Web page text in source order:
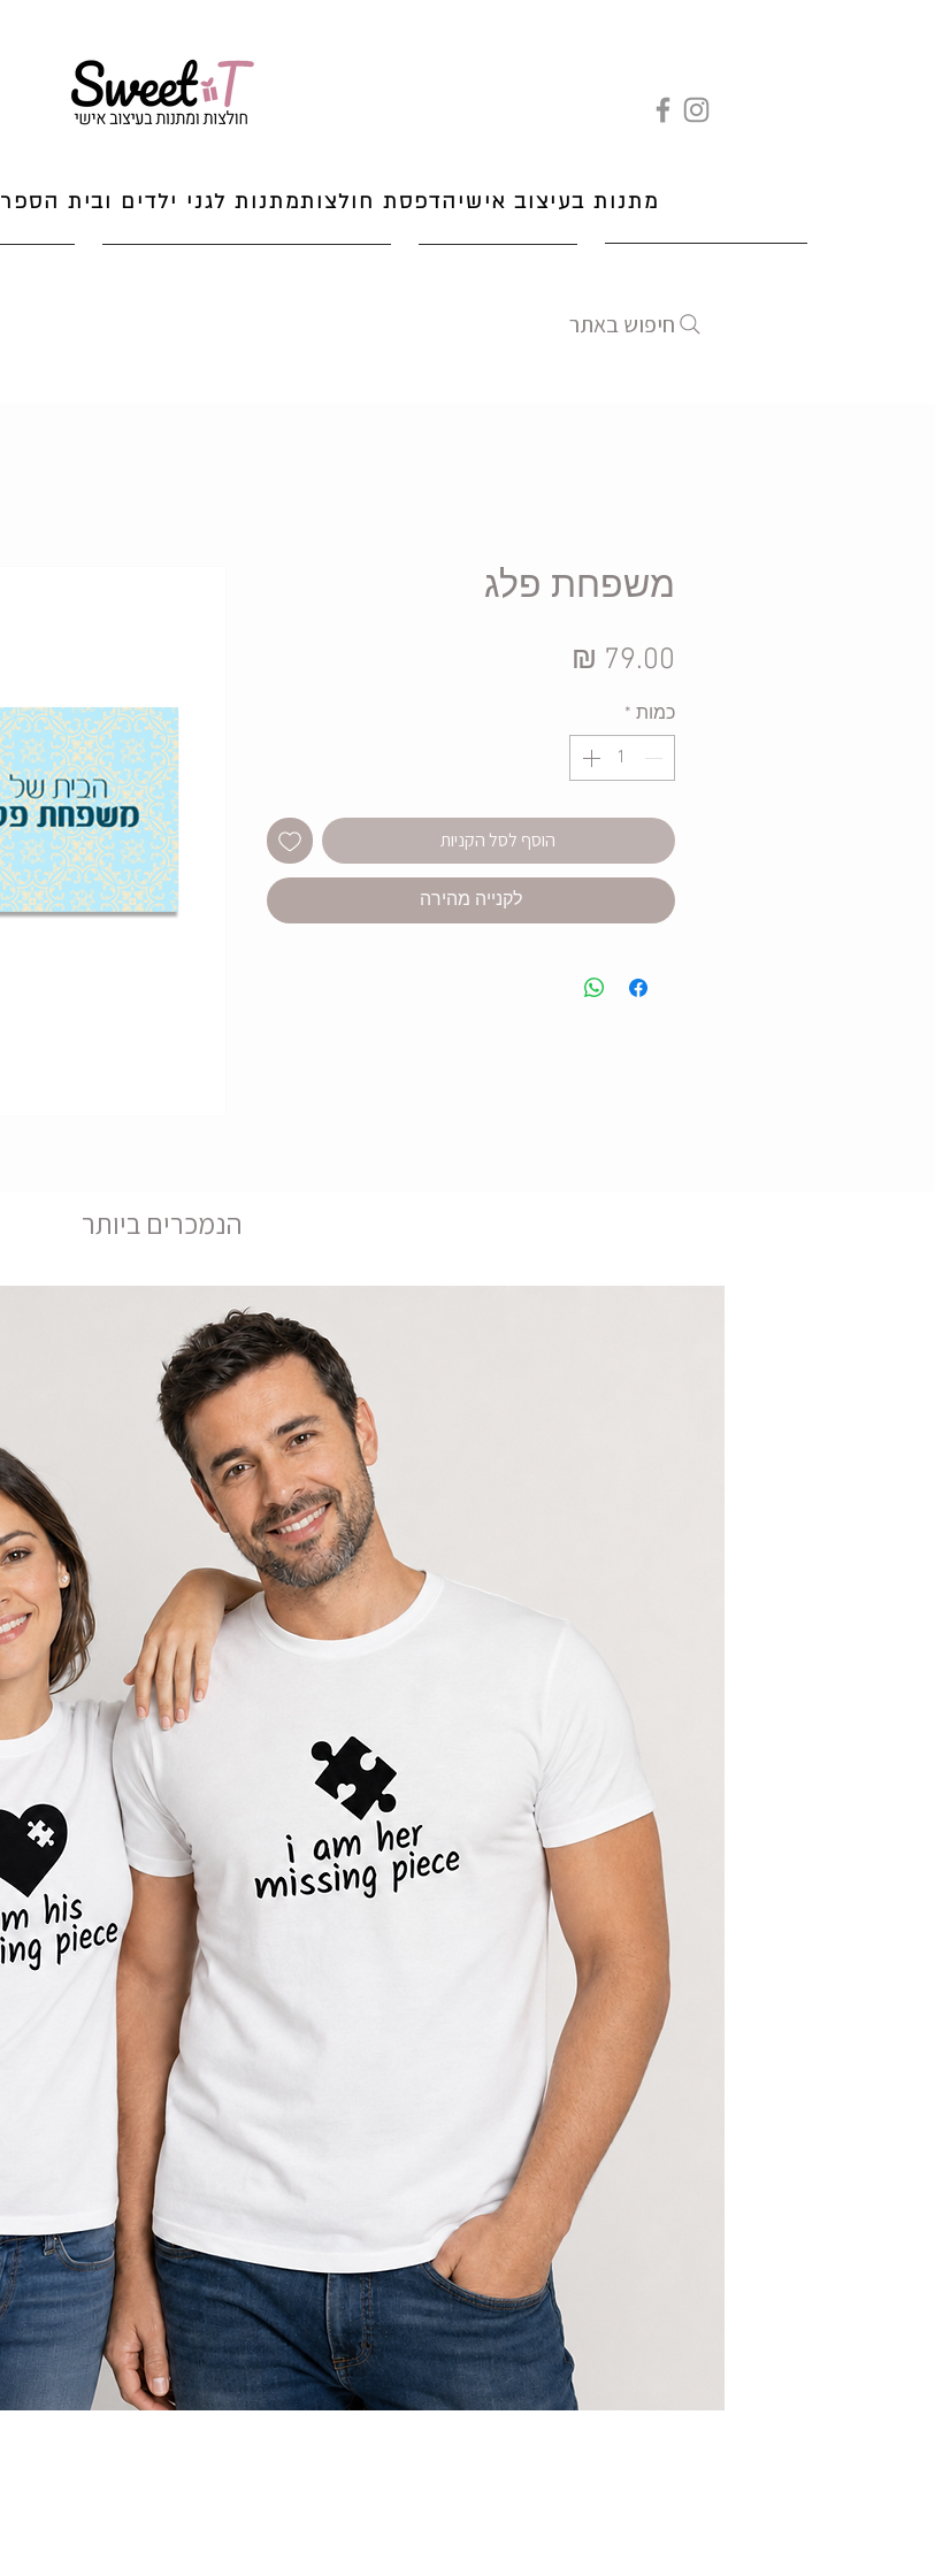
מתנות לגני ילדים ובית הספרהדפסת חולצותמתנות בעיצוב אישי
חיפוש באתר
משפחת פלג
כמות *
הוסף לסל הקניות
לקנייה מהירה
הנמכרים ביותר